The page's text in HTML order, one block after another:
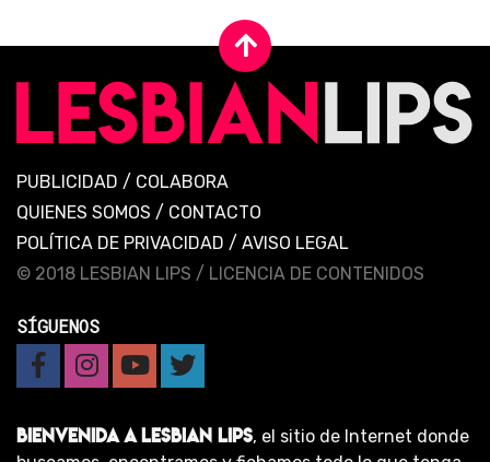
PUBLICIDAD / COLABORA
QUIENES SOMOS / CONTACTO
POLÍTICA DE PRIVACIDAD / AVISO LEGAL
© 2018 LESBIAN LIPS / LICENCIA DE CONTENIDOS
SÍGUENOS
BIENVENIDA A LESBIAN LIPS, el sitio de Internet donde